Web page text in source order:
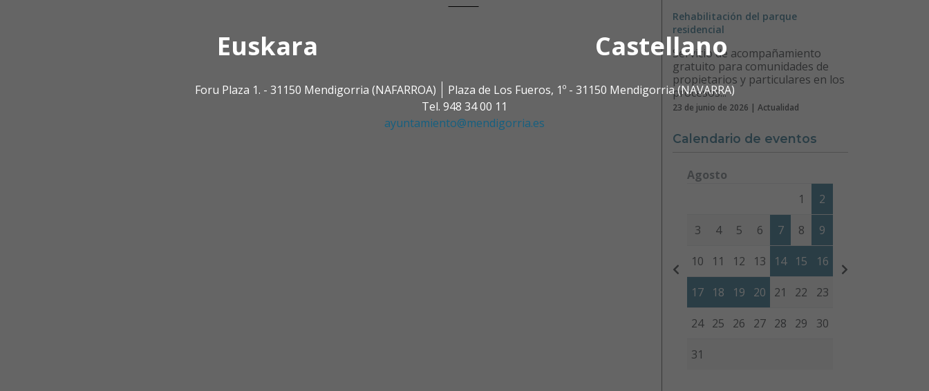
Euskara Castellano
Foru Plaza 1. - 31150 Mendigorria (NAFARROA)
Plaza de Los Fueros, 1º - 31150 Mendigorria (NAVARRA)
Tel. 948 34 00 11
ayuntamiento@mendigorria.es
Rehabilitación del parque
residencial
Servicio de acompañamiento
gratuito para comunidades de
propietarios y particulares en los
procesos...
23 de junio de 2026 | Actualidad
Calendario de eventos
Agosto
Miércoles Jueves
1 2
3 4 5 6 7 8 9
10 11 12 13 14 15 16
17 18 19 20 21 22 23
24 25 26 27 28 29 30
31